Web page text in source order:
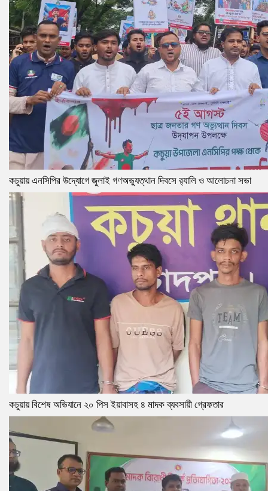
কচুয়ায় এনসিপির উদ্যোগে জুলাই গণঅভ্যুত্থান দিবসে র‌্যালি ও আলোচনা সভা
কচুয়ায় বিশেষ অভিযানে ২০ পিস ইয়াবাসহ ৪ মাদক ব্যবসায়ী গ্রেফতার